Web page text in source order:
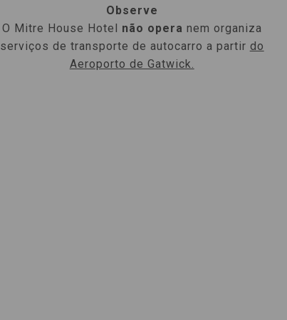
Observe
O Mitre House Hotel não opera nem organiza
serviços de transporte de autocarro a partir do
Aeroporto de Gatwick.